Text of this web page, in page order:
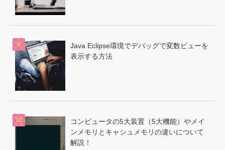
Java Eclipse環境でデバッグで変数ビューを
表示する方法
コンピュータの5大装置（5大機能）やメイ
ンメモリとキャシュメモリの違いについて
解説！